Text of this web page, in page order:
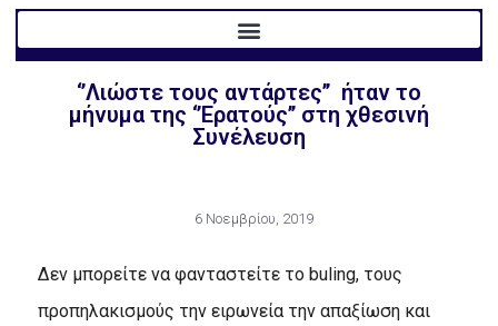
‘’Λιώστε τους αντάρτες’’ ήταν το
μήνυμα της ‘’Ερατούς’’ στη χθεσινή
Συνέλευση
6 Νοεμβρίου, 2019
Δεν μπορείτε να φανταστείτε το buling, τους
προπηλακισμούς την ειρωνεία την απαξίωση και